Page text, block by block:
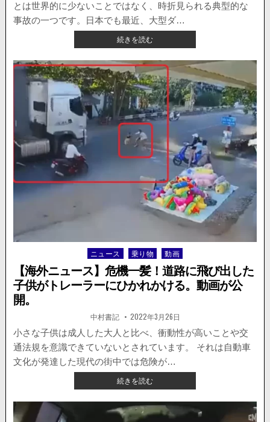
とは世界的に少ないことではなく、時折見られる典型的な
事故の一つです。日本でも最近、大型ダ…
続きを読む【海
外・
動
画】
荷
台
を
上
た
ま
ま
行
し
て
ト
ラ
ッ
ク
が
線
を
破
壊
す
る。
Posted
in
ニュース 乗り物 動画
【海外ニュース】危機一髪！道路に飛び出した
子供がトレーラーにひかれかける。動画が公
開。
著
者:
中村書記 掲
載
日：
2022年3月26日
小さな子供は成人した大人と比べ、衝動性が高いことや交
通法規を意識できていないとされています。 それは自動車
文化が発達した現代の街中では危険が…
続きを読む【海
外
ニ
ュ